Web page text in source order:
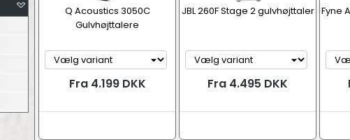
Q Acoustics 3050C
Gulvhøjttalere
Fra 4.199 DKK
JBL 260F Stage 2 gulvhøjttaler
Fra 4.495 DKK
Fyne